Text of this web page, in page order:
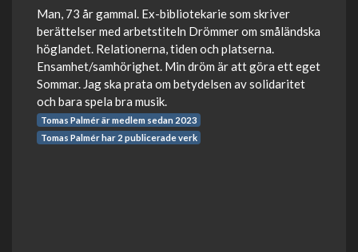
Man, 73 år gammal. Ex-bibliotekarie som skriver
berättelser med arbetstiteln Drömmer om småländska
höglandet. Relationerna, tiden och platserna.
Ensamhet/samhörighet. Min dröm är att göra ett eget
Sommar. Jag ska prata om betydelsen av solidaritet
och bara spela bra musik.
Tomas Palmér är medlem sedan 2023
Tomas Palmér har 2 publicerade verk